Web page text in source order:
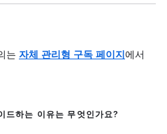
는 자체 관리형 구독 페이지에서
드하는 이유는 무엇인가요?